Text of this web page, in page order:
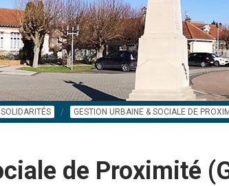
SOLIDARITÉS GESTION URBAINE & SOCIALE DE
de Proximité